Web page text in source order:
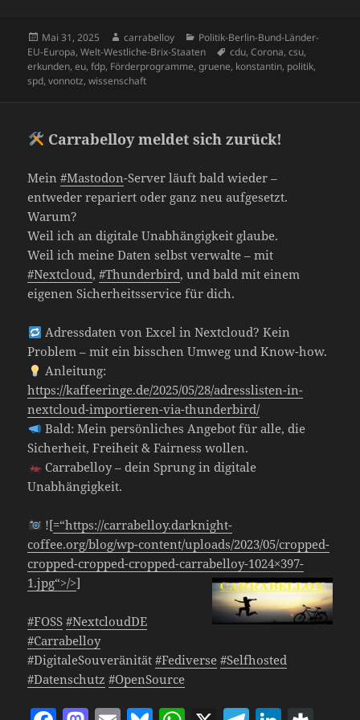
b
o
o
n
y A
p
a
m
dI
n
o
ra
k
et
G a
d
di
t
d
P
n
Veröffentlicht
am
Mai 31, 2025 Autor
carrabelloy Kategorien
Politik-Berlin-Bund-Länder-
EU-Europa,Welt-Westliche-Brix-Staaten Schlagwörter
cdu,Corona,csu,
erkunden,eu,fdp, Förderprogramme,gruene, konstantin, politik,
spd,vonnotz,wissenschaft
Carrabelloy meldet sich zurück!
Mein#Mastodon-Server läuft bald wieder –
entweder repariert oder ganz neu aufgesetzt.
Warum?
Weil ich an digitale Unabhängigkeit glaube.
Weil ich meine Daten selbst verwalte – mit
#Nextcloud,#Thunderbird, und bald mit einem
eigenen Sicherheitsservice für dich.
Adressdaten von Excel in Nextcloud? Kein
Problem – mit ein bisschen Umweg und Know-how.
Anleitung:
https://kaffeeringe.de/2025/05/28/adresslisten-in-
nextcloud-importieren-via-thunderbird/
Bald: Mein persönliches Angebot für alle, die
Sicherheit, Freiheit & Fairness wollen.
Carrabelloy – dein Sprung in digitale
Unabhängigkeit.
![=“https://carrabelloy.darknight-
coffee.org/blog/wp-content/uploads/2023/05/cropped-
cropped-cropped-cropped-carrabelloy-1024×397-
1.jpg“>/>]
#FOSS #NextcloudDE
#Carrabelloy
#DigitaleSouveränität#Fediverse #Selfhosted
#Datenschutz #OpenSource